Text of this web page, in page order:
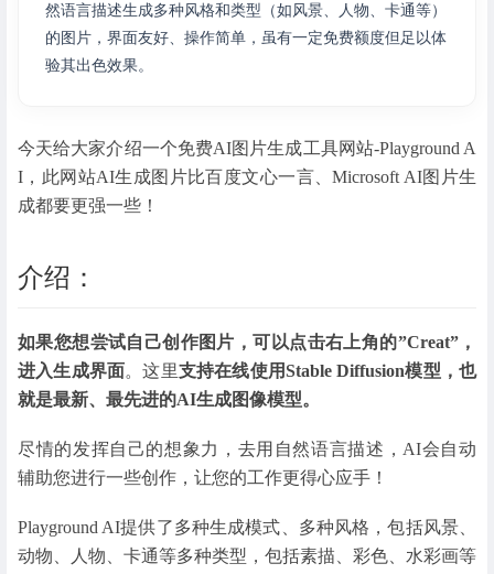
然语言描述生成多种风格和类型（如风景、人物、卡通等）
的图片，界面友好、操作简单，虽有一定免费额度但足以体
验其出色效果。
今天给大家介绍一个免费AI图片生成工具网站-Playground A
I，此网站AI生成图片比百度文心一言、Microsoft AI图片生
成都要更强一些！
介绍：
如果您想尝试自己创作图片，可以点击右上角的”Creat”，
进入生成界面。这里支持在线使用Stable Diffusion模型，也
就是最新、最先进的AI生成图像模型。
尽情的发挥自己的想象力，去用自然语言描述，AI会自动
辅助您进行一些创作，让您的工作更得心应手！
Playground AI提供了多种生成模式、多种风格，包括风景、
动物、人物、卡通等多种类型，包括素描、彩色、水彩画等